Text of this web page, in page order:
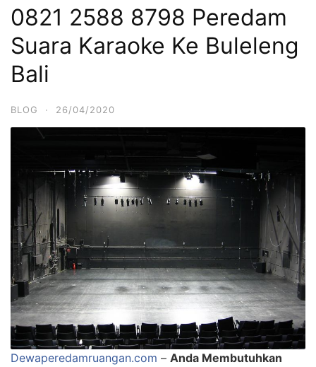
0821 2588 8798 Peredam
Suara Karaoke Ke Buleleng
Bali
BLOG · 26/04/2020
Dewaperedamruangan.com – Anda Membutuhkan